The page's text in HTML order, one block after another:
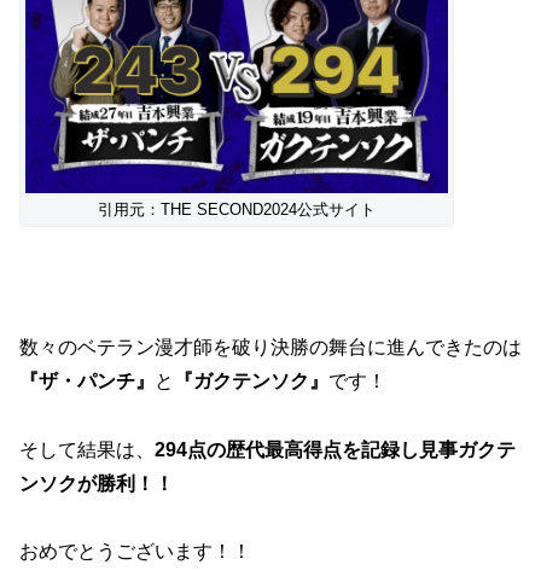
引用元：THE SECOND2024公式サイト
数々のベテラン漫才師を破り決勝の舞台に進んできたのは
『ザ・パンチ』
と 『ガクテンソク』 です！
そして結果は、 294点の歴代最高得点を記録し見事ガクテ
ンソクが勝利！！
おめでとうございます！！